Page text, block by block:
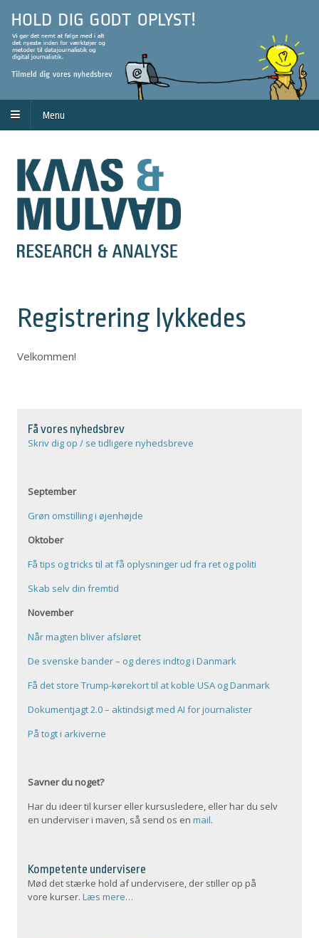
Menu
Registrering lykkedes
Velkommen!
Få vores nyhedsbrev
Skriv dig op / se tidligere nyhedsbreve
September
Grøn omstilling i øjenhøjde
Oktober
Få tips og tricks til at få oplysninger ud fra ret og politi
Skab selv din fremtid
November
Når magten bliver afsløret
De svenske bander – og deres indtog i Danmark
Få det store Trump-kørekort til at koble USA og Danmark
Dokumentjagt 2.0 – aktindsigt med AI for journalister
På togt i arkiverne
Savner du noget?
Har du ideer til kurser eller kursusledere, eller har du selv
en underviser i maven, så send os enmail.
Kompetente undervisere
Mød det stærke hold af undervisere, der stiller op på
vore kurser.Læs mere…